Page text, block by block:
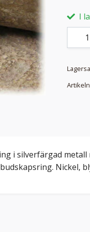
I
i silverfärgad metall
Nickel,